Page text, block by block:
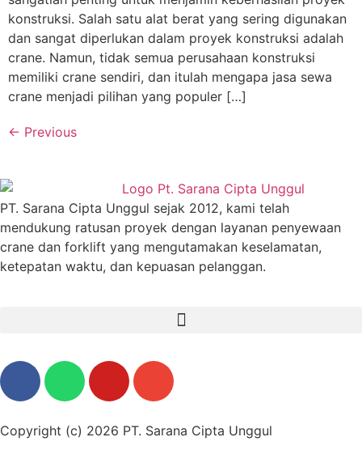
konstruksi. Salah satu alat berat yang sering digunakan
dan sangat diperlukan dalam proyek konstruksi adalah
crane. Namun, tidak semua perusahaan konstruksi
memiliki crane sendiri, dan itulah mengapa jasa sewa
crane menjadi pilihan yang populer […]
← Previous
PT. Sarana Cipta Unggul sejak 2012, kami telah
mendukung ratusan proyek dengan layanan penyewaan
crane dan forklift yang mengutamakan keselamatan,
ketepatan waktu, dan kepuasan pelanggan.
Copyright (c) 2026 PT. Sarana Cipta Unggul